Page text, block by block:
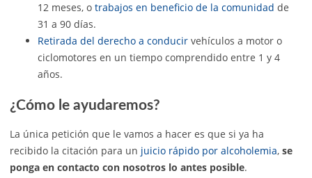
12 meses, o trabajos en beneficio de la comunidad de
31 a 90 días.
Retirada del derecho a conducir vehículos a motor o
ciclomotores en un tiempo comprendido entre 1 y 4
años.
¿Cómo le ayudaremos?
La única petición que le vamos a hacer es que si ya ha
recibido la citación para un juicio rápido por alcoholemia, se
ponga en contacto con nosotros lo antes posible.